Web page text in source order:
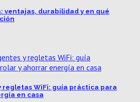
ventajas, durabilidad y en qué
regletas WiFi: guía práctica para
en casa